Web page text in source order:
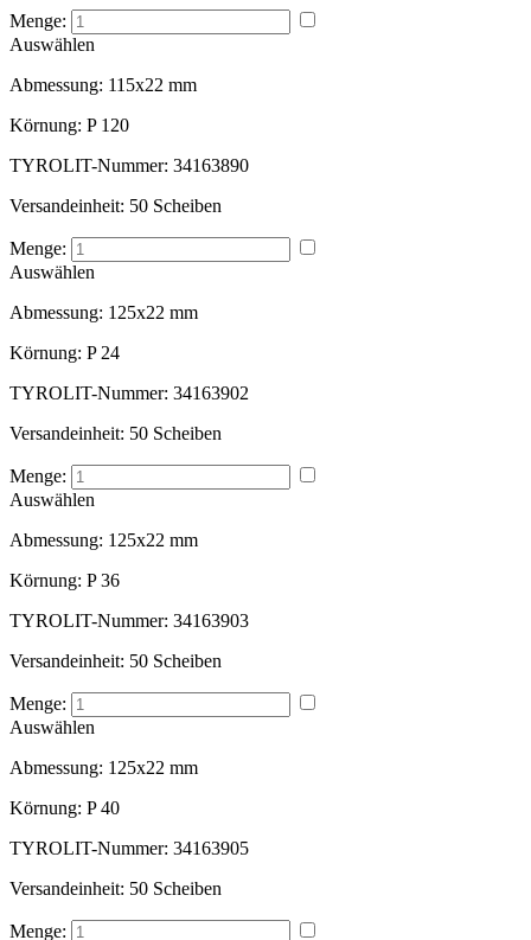
Menge:
Auswählen
Abmessung: 115x22 mm
Körnung: P 120
TYROLIT-Nummer: 34163890
Versandeinheit: 50 Scheiben
Menge:
Auswählen
Abmessung: 125x22 mm
Körnung: P 24
TYROLIT-Nummer: 34163902
Versandeinheit: 50 Scheiben
Menge:
Auswählen
Abmessung: 125x22 mm
Körnung: P 36
TYROLIT-Nummer: 34163903
Versandeinheit: 50 Scheiben
Menge:
Auswählen
Abmessung: 125x22 mm
Körnung: P 40
TYROLIT-Nummer: 34163905
Versandeinheit: 50 Scheiben
Menge: